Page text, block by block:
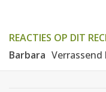
REACTIES OP DIT
Barbara Verrassend